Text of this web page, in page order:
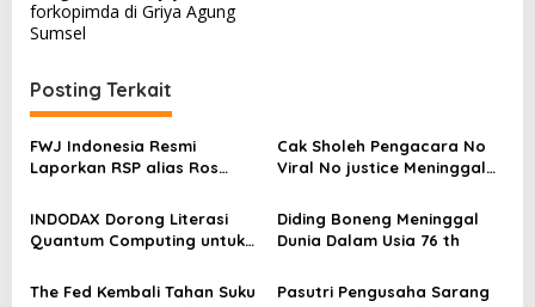
g
a
s
i
p
o
s
forkopimda di Griya Agung
Sumsel
Posting Terkait
FWJ Indonesia Resmi
Laporkan RSP alias Ros
Cak Sholeh Pengacara No
Viral No justice Meninggal
INDODAX Dorong Literasi
Quantum Computing untuk
Blockchain
Diding Boneng Meninggal
Dunia Dalam Usia 76 th
The Fed Kembali Tahan Suku
Pasutri Pengusaha Sarang